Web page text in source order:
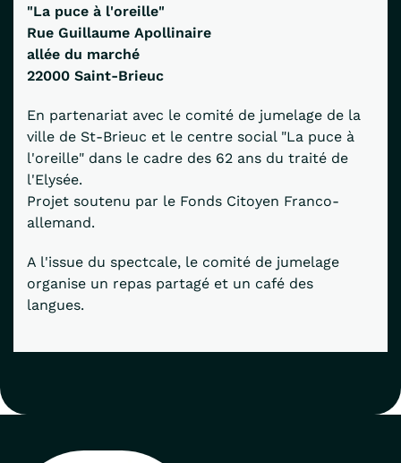
"La puce à l'oreille"
Rue Guillaume Apollinaire
allée du marché
22000 Saint-Brieuc
En partenariat avec le comité de jumelage de la
ville de St-Brieuc et le centre social "La puce à
l'oreille" dans le cadre des 62 ans du traité de
l'Elysée.
Projet soutenu par le Fonds Citoyen Franco-
allemand.
A l'issue du spectcale, le comité de jumelage
organise un repas partagé et un café des
langues.